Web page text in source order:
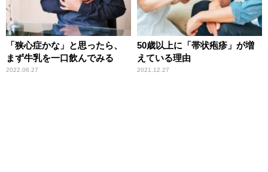
「狭心症かな」と思ったら、
まず牛乳を一口飲んでみる
2022.06.27
50歳以上に「帯状疱疹」が増
えている理由
2021.12.27